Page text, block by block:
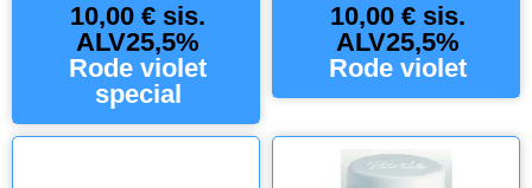
10,00 € sis.
ALV25,5%
Rode violet
special
10,00 € sis.
ALV25,5%
Rode violet